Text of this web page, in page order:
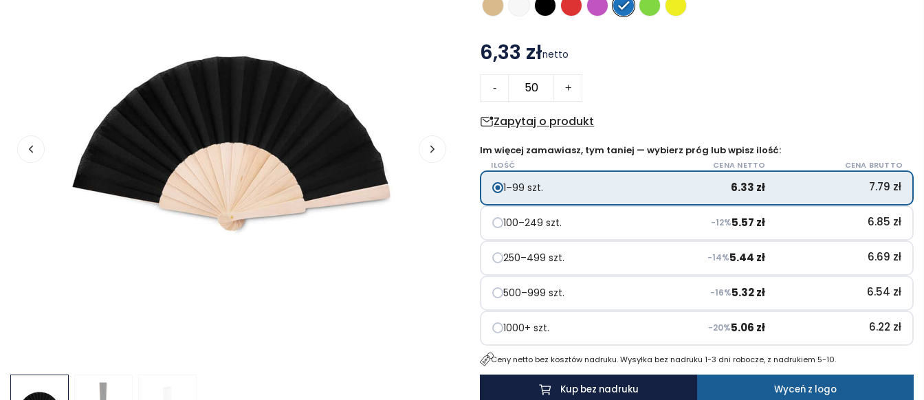
6,33 złnetto
-
FANNY
+
Zapytaj o produkt
Im więcej zamawiasz, tym taniej — wybierz próg lub wpisz ilość:
ILOŚĆ CENA NETTO CENA BRUTTO
1–99 szt. 6.33 zł 7.79 zł
100–249 szt. −12%5.57 zł 6.85 zł
250–499 szt. −14%5.44 zł 6.69 zł
500–999 szt. −16%5.32zł 6.54 zł
1000+ szt. −20%5.06 zł 6.22 zł
Ceny netto bez kosztów nadruku. Wysyłka bez nadruku 1-3 dni robocze, z nadrukiem 5-10.
Kup bez nadruku Wyceń z logo